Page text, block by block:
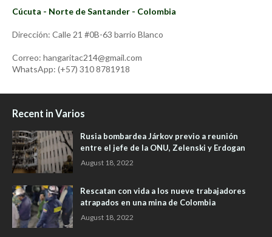
Cúcuta - Norte de Santander - Colombia
Dirección: Calle 21 #0B-63 barrio Blanco
Correo: hangaritac214@gmail.com
WhatsApp: (+57) 310 8781918
Recent in Varios
Rusia bombardea Járkov previo a reunión
entre el jefe de la ONU, Zelenski y Erdogan
August 18, 2022
Rescatan con vida a los nueve trabajadores
atrapados en una mina de Colombia
August 18, 2022